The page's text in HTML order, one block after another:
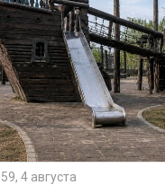
4 августа